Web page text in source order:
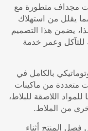
مجداف متطورة مع
يقلل من استهلاك
تقريبًا. ولذا، يضمن هذا التصميم
للتآكل وعمر خدمة
بالكامل في
متعددة من ماكينات
اللاصقة للبلاط،
من الملاط.
فصل المنتج أثناء